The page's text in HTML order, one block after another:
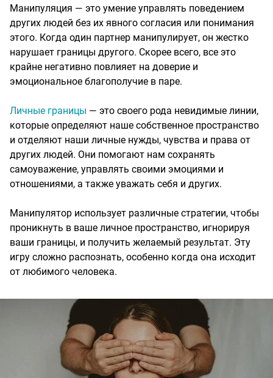
Манипуляция — это умение управлять поведением
других людей без их явного согласия или понимания
этого. Когда один партнер манипулирует, он жестко
нарушает границы другого. Скорее всего, все это
крайне негативно повлияет на доверие и
эмоциональное благополучие в паре.
Личные границы — это своего рода невидимые линии,
которые определяют наше собственное пространство
и отделяют наши личные нужды, чувства и права от
других людей. Они помогают нам сохранять
самоуважение, управлять своими эмоциями и
отношениями, а также уважать себя и других.
Манипулятор использует различные стратегии, чтобы
проникнуть в ваше личное пространство, игнорируя
ваши границы, и получить желаемый результат. Эту
игру сложно распознать, особенно когда она исходит
от любимого человека.